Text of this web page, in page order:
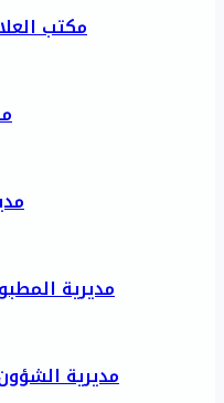
مكتب
مديرية
مديرية